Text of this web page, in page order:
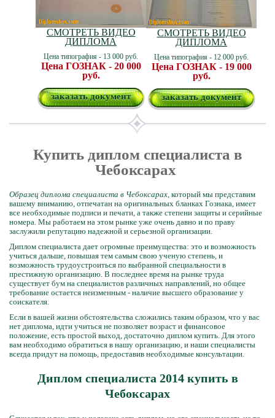
СМОТРЕТЬ ВИДЕО
ДИПЛОМА
Цена типография - 13 000 руб.
Цена ГОЗНАК - 20 000
руб.
заказать документ
СМОТРЕТЬ ВИДЕО
ДИПЛОМА
Цена типография - 12 000 руб.
Цена ГОЗНАК - 19 000
руб.
заказать документ
Купить диплом специалиста в
Чебоксарах
Образец диплома специалиста в Чебоксарах, который мы представим
вашему вниманию, отпечатан на оригинальных бланках Гознака, имеет
все необходимые подписи и печати, а также степени защиты и серийные
номера. Мы работаем на этом рынке уже очень давно и по праву
заслужили репутацию надежной и серьезной организации.
Диплом специалиста дает огромные преимущества: это и возможность
учиться дальше, повышая тем самым свою ученую степень, и
возможность трудоустроиться по выбранной специальности в
престижную организацию. В последнее время на рынке труда
существует бум на специалистов различных направлений, но общее
требование остается неизменным - наличие высшего образование у
соискателя.
Если в вашей жизни обстоятельства сложились таким образом, что у вас
нет диплома, идти учиться не позволяет возраст и финансовое
положение, есть простой выход, достаточно диплом купить. Для этого
вам необходимо обратиться в нашу организацию, и наши специалисты
всегда придут на помощь, предоставив необходимые консультации.
Диплом специалиста 2014 купить в
Чебоксарах